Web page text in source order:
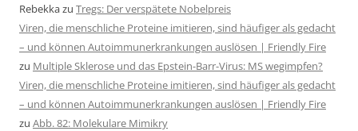
Rebekkazu Tregs: Der verspätete Nobelpreis
Viren, die menschliche Proteine imitieren, sind häufiger als gedacht
– und können Autoimmunerkrankungen auslösen | Friendly Fire
zu Multiple Sklerose und das Epstein-Barr-Virus: MS wegimpfen?
Viren, die menschliche Proteine imitieren, sind häufiger als gedacht
– und können Autoimmunerkrankungen auslösen | Friendly Fire
zu Abb. 82: Molekulare Mimikry